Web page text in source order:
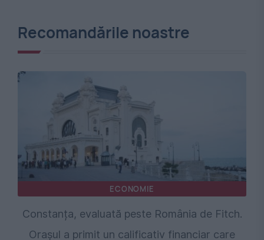
Recomandările noastre
ECONOMIE
Constanța, evaluată peste România de Fitch.
Orașul a primit un calificativ financiar care